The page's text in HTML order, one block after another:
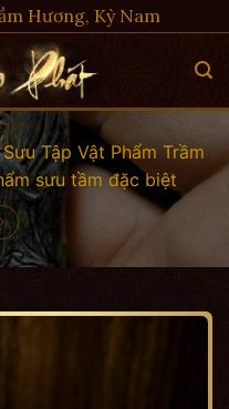
Hương, Kỳ Nam
Tập Vật Phẩm Trầm
sưu tầm đặc biệt